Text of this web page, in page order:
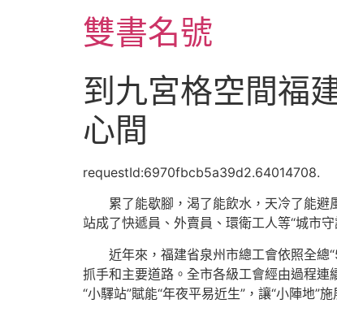
雙書名號
到九宮格空間福
心間
requestId:6970fbcb5a39d2.64014708.
累了能歇腳，渴了能飲水，天冷了能
站成了快遞員、外賣員、環衛工人等“城市守
近年來，福建省泉州市總工會依照全總
抓手和主要道路。全市各級工會經由過程連
“小驛站”賦能“年夜平易近生”，讓“小陣地”